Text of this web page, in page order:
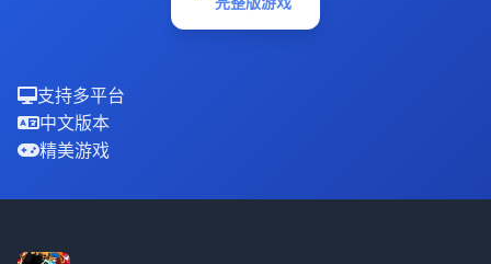
支持多平台
中文版本
精美游戏